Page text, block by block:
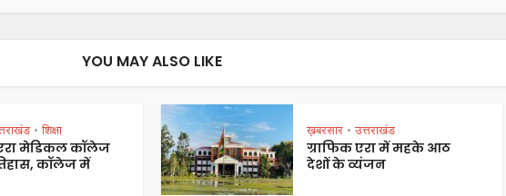
YOU MAY ALSO LIKE
• शिक्षा
मेडिकल कॉलेज
कॉलेज में
ख़बरसार • उत्तराखंड
ग्राफिक एरा में महके आठ
देशों के व्यंजन